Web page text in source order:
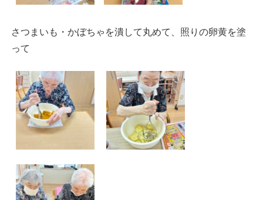
さつまいも・かぼちゃを潰して丸めて、照りの卵黄を塗
って